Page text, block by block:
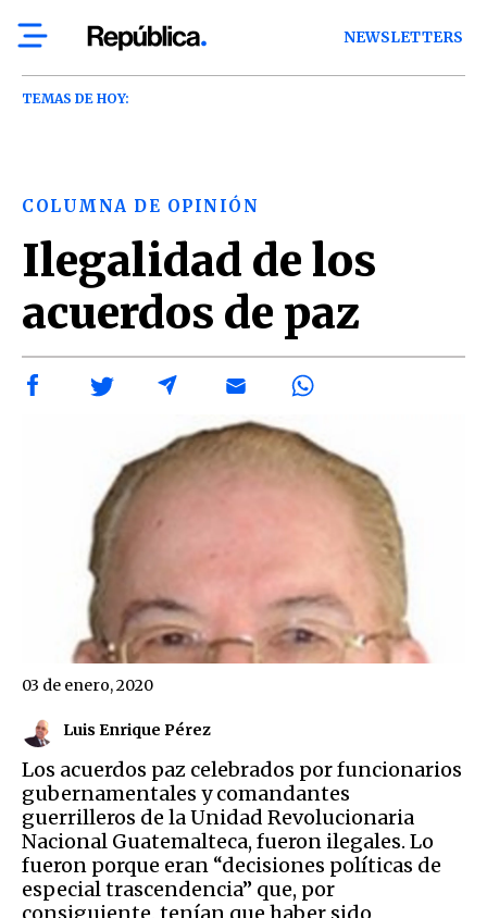
NEWSLETTERS
TEMAS DE HOY:
COLUMNA DE OPINIÓN
Ilegalidad de los
acuerdos de paz
Luis Enrique Pérez
03 de enero, 2020
Los acuerdos paz celebrados por funcionarios
gubernamentales y comandantes
guerrilleros de la Unidad Revolucionaria
Nacional Guatemalteca, fueron ilegales. Lo
fueron porque eran “decisiones políticas de
especial trascendencia” que, por
consiguiente, tenían que haber sido